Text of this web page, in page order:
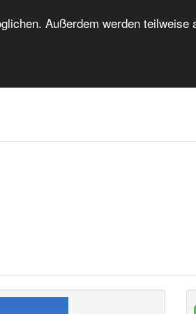
Außerdem werden
FORUM UNTERKUNFTSVERZEICHNIS